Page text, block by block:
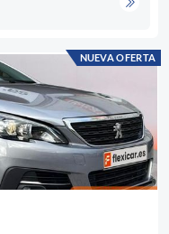
NUEVA OFERTA